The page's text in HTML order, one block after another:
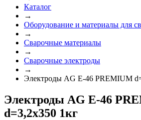
Каталог
→
Оборудование и материалы для
→
Сварочные материалы
→
Сварочные электроды
→
Электроды AG E-46 PREMIUM
Электроды AG E-46
d=3,2х350 1кг